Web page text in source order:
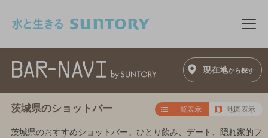
メ
現在地から探す
茨城県のショットバー 一覧表示 地図表示
茨城県のおすすめショットバー。ひとり飲み、デート、隠れ家的フ